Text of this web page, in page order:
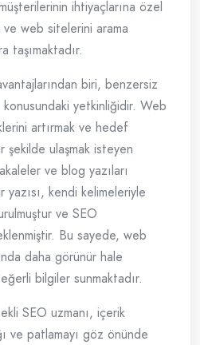
ihtiyaçlarına özel
web sitelerini arama
taşımaktadır.
biri, benzersiz
konusundaki yetkinliğidir. Web
artırmak ve hedef
ulaşmak isteyen
ve blog yazıları
yazısı, kendi kelimeleriyle
ve SEO
Bu sayede, web
daha görünür hale
bilgiler sunmaktadır.
SEO uzmanı, içerik
ve patlamayı göz önünde